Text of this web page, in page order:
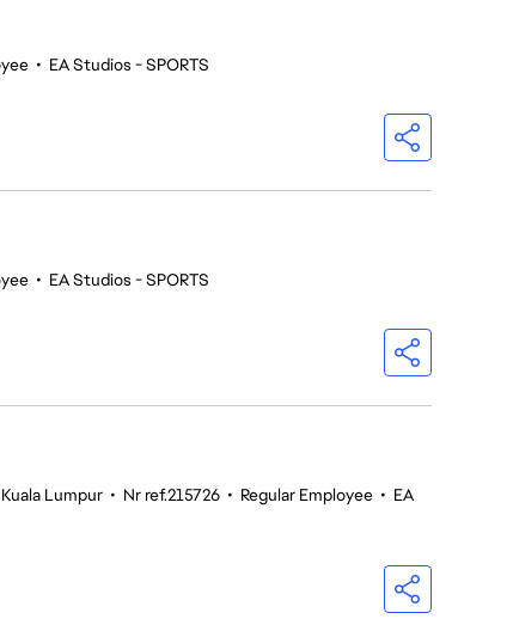
• EA Studios - SPORTS
• EA Studios - SPORTS
Lumpur • Nr ref.215726 • Regular Employee • EA